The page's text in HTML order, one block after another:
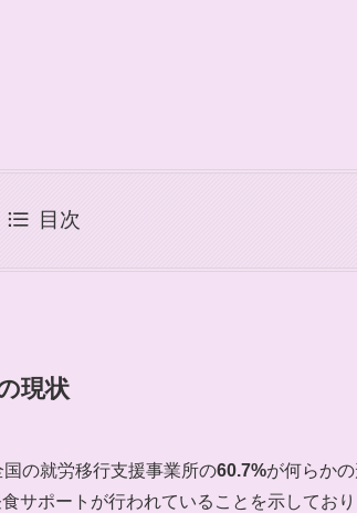
目次
現状
の就労移行支援事業所の60.7%が何らか
サポートが行われていることを示してお